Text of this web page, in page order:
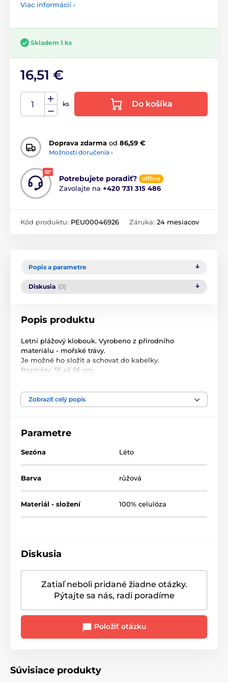
Viac informácií ›
Skladem 1 ks
16,51 €
ks Do košíka
Doprava zdarma od 86,59 €
Možnosti doručenia ›
Potrebujete poradiť? offline
Zavolajte na +420 731 315 486
Kód produktu: PEU00046926 Záruka: 24 mesiacov
Popis a parametre
Diskusia (0)
Popis produktu
Letní plážový klobouk. Vyrobeno z přírodního
materiálu - mořské trávy.
Je možné ho složit a schovat do kabelky.
Rozměry: 55 až 56 cm
Zobraziť celý popis
Parametre
Sezóna Léto
Barva růžová
Materiál - složení 100% celulóza
Diskusia
Zatiaľ neboli pridané žiadne otázky.
Pýtajte sa nás, radi poradíme
Položiť otázku
Súvisiace produkty